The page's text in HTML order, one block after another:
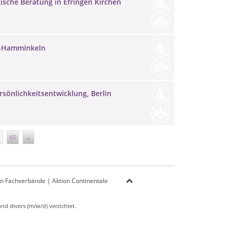
Berlin
65 →
Fachverbände | Aktion Continentale
divers (m/w/d) verzichtet.